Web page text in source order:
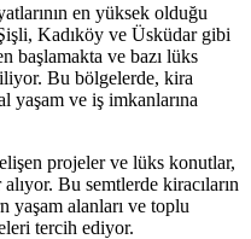
en yüksek olduğu
Kadıköy ve Üsküdar gibi
başlamakta ve bazı lüks
Bu bölgelerde, kira
yaşam ve iş imkanlarına
projeler ve lüks konutlar,
Bu semtlerde kiracıların
yaşam alanları ve toplu
tercih ediyor.